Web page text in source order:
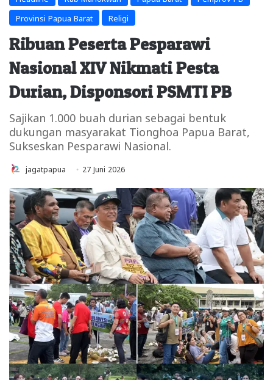
Provinsi Papua Barat Religi
Ribuan Peserta Pesparawi
Nasional XIV Nikmati Pesta
Durian, Disponsori PSMTI PB
Sajikan 1.000 buah durian sebagai bentuk
dukungan masyarakat Tionghoa Papua Barat,
Sukseskan Pesparawi Nasional.
jagatpapua 27 Juni 2026